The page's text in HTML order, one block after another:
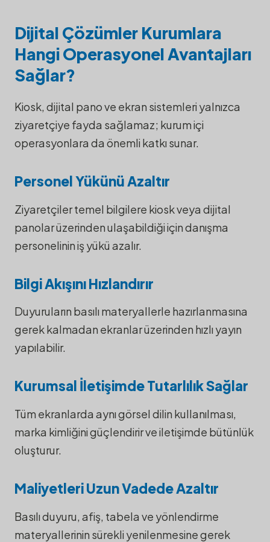
Dijital Çözümler Kurumlara
Hangi Operasyonel Avantajları
Sağlar?
Kiosk, dijital pano ve ekran sistemleri yalnızca
ziyaretçiye fayda sağlamaz; kurum içi
operasyonlara da önemli katkı sunar.
Personel Yükünü Azaltır
Ziyaretçiler temel bilgilere kiosk veya dijital
panolar üzerinden ulaşabildiği için danışma
personelinin iş yükü azalır.
Bilgi Akışını Hızlandırır
Duyuruların basılı materyallerle hazırlanmasına
gerek kalmadan ekranlar üzerinden hızlı yayın
yapılabilir.
Kurumsal İletişimde Tutarlılık Sağlar
Tüm ekranlarda aynı görsel dilin kullanılması,
marka kimliğini güçlendirir ve iletişimde bütünlük
oluşturur.
Maliyetleri Uzun Vadede Azaltır
Basılı duyuru, afiş, tabela ve yönlendirme
materyallerinin sürekli yenilenmesine gerek